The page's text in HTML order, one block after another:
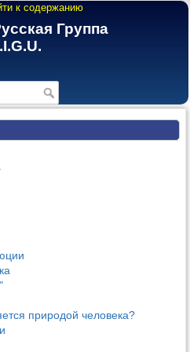
к содержанию
Группа
природой человека?